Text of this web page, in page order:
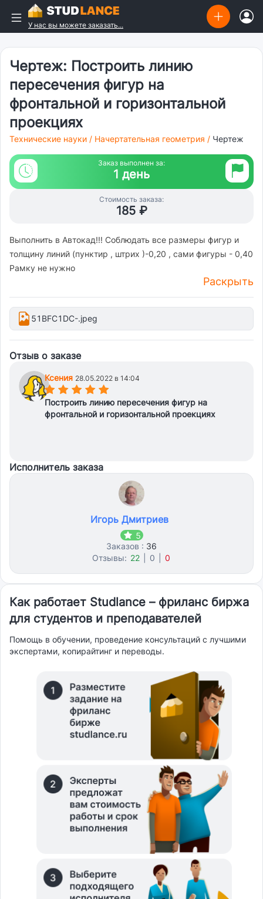
У нас вы можете заказать...
Чертеж: Построить линию
пересечения фигур на
фронтальной и горизонтальной
проекциях
Технические науки / Начертательная геометрия / Чертеж
Заказ выполнен за:
1 день
Стоимость заказа:
185 ₽
Выполнить в Автокад!!! Соблюдать все размеры фигур и
толщину линий (пунктир , штрих )-0,20 , сами фигуры - 0,40
Рамку не нужно
Раскрыть
51BFC1DC-.jpeg
Отзыв о заказе
Ксения 28.05.2022 в 14:04
(*)(*)(*)(*)(*)
Построить линию пересечения фигур на
фронтальной и горизонтальной проекциях
Исполнитель заказа
Игорь Дмитриев
5
Заказов : 36
Отзывы: 22 0 0
Как работает Studlance – фриланс биржа
для студентов и преподавателей
Помощь в обучении, проведение консультаций с лучшими
экспертами, копирайтинг и переводы.